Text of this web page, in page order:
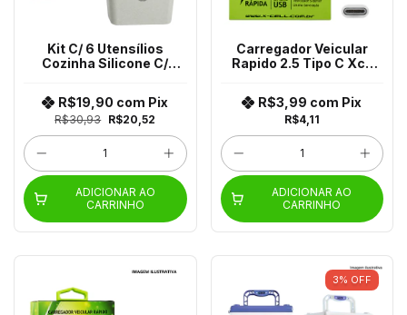
Kit C/ 6 Utensílios
Cozinha Silicone C/
R$30,93 R$20,52
R$19,90 com Pix
ADICIONAR AO
CARRINHO
Carregador Veicular
Rapido 2.5 Tipo C Xc-
R$4,11
R$3,99 com Pix
ADICIONAR AO
CARRINHO
3% OFF